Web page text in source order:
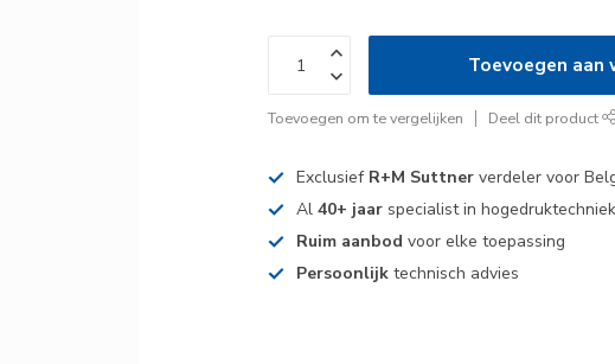
Toevoegen aan
Toevoegen om te vergelijken Deel dit product
Exclusief R+M Suttner verdeler voor
Al40+ jaar specialist in hogedruktechniek
Ruim aanbod voor elke toepassing
Persoonlijk technisch advies